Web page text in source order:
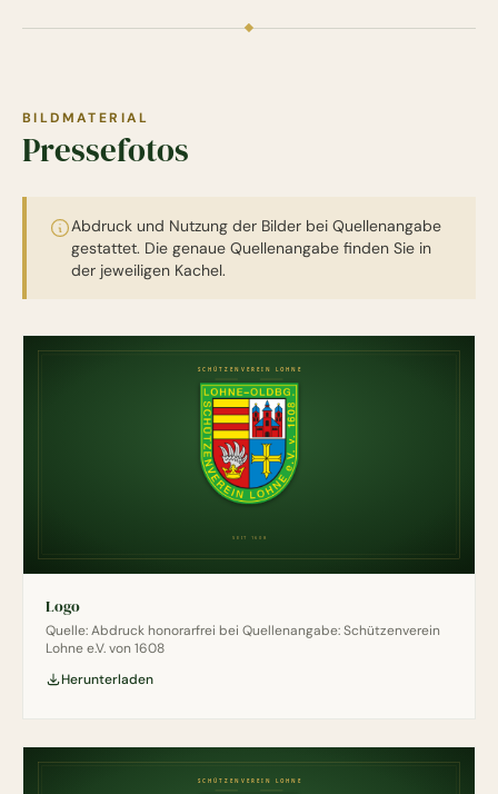
BILDMATERIAL
Pressefotos
Abdruck und Nutzung der Bilder bei Quellenangabe
gestattet. Die genaue Quellenangabe finden Sie in
der jeweiligen Kachel.
Logo
Quelle: Abdruck honorarfrei bei Quellenangabe: Schützenverein
Lohne e.V. von 1608
Herunterladen